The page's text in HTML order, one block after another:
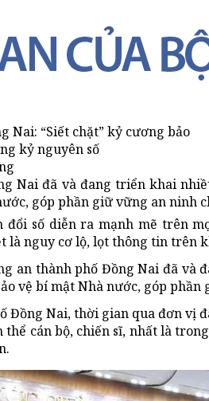
Nai: “Siết chặt” kỷ cương bảo
kỷ nguyên số
Nai đã và đang triển khai
góp phần giữ vững an
đổi số diễn ra mạnh mẽ trên
là nguy cơ lộ, lọt thông tin trên
an thành phố Đồng Nai đã
vệ bí mật Nhà nước, góp
Đồng Nai, thời gian qua đơn vị
cán bộ, chiến sĩ, nhất là